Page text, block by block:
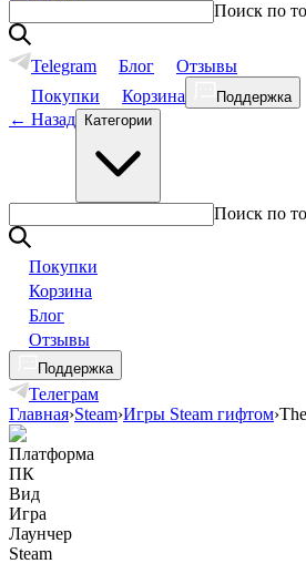
Поиск по
Telegram Блог
Отзывы
Покупки
Корзина Поддержка
← Назад Категории
Поиск по
Покупки
Корзина
Блог
Отзывы
Поддержка
Телеграм
Главная›Steam›Игры Steam гифтом›
Платформа
ПК
Вид
Игра
Лаунчер
Steam